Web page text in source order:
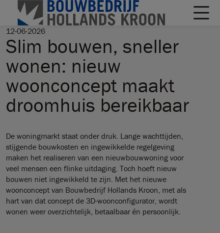
12-06-2026
Slim bouwen, sneller
wonen: nieuw
woonconcept maakt
droomhuis bereikbaar
De woningmarkt staat onder druk. Lange wachttijden,
stijgende bouwkosten en ingewikkelde regelgeving
maken het realiseren van een nieuwbouwwoning voor
veel mensen een flinke uitdaging. Toch hoeft nieuw
bouwen niet ingewikkeld te zijn. Met het nieuwe
woonconcept van Bouwbedrijf Hollands Kroon, met als
hart van dat concept de 3D-woonconfigurator, wordt
wonen weer overzichtelijk, betaalbaar én persoonlijk.